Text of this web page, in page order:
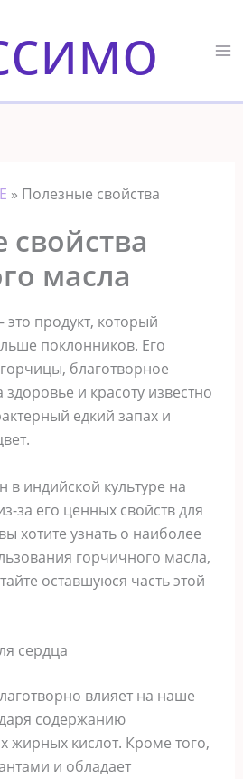
» Полезные свойства
масла
продукт, который
поклонников. Его
благотворное
и красоту известно
едкий запах и
в индийской культуре на
за его ценных свойств для
хотите узнать о наиболее
горчичного масла,
оставшуюся часть этой
сердца
влияет на наше
содержанию
кислот. Кроме того,
и обладает